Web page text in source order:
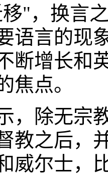
"，换言
语言的现
断增长和
焦点。
，除无宗
教之后，
威尔士，